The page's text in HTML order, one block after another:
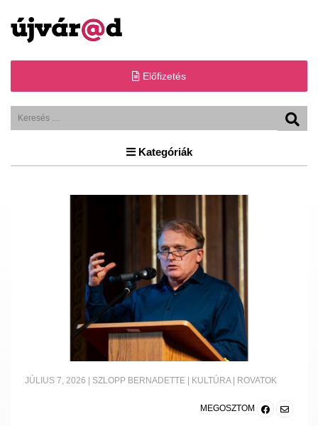
Előfizetés
Kategóriák
JÚLIUS 7, 2026 SZLOPP BERNADETTE KULTÚRA ROVATOK
MEGOSZTOM